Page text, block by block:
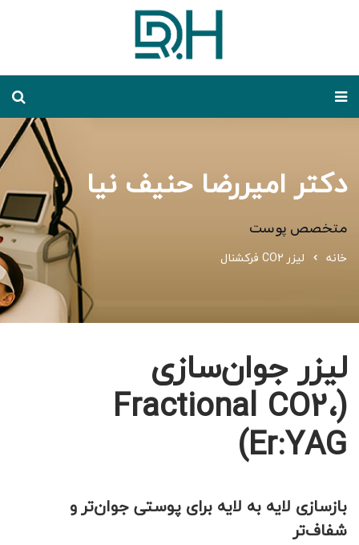
دکتر امیررضا حنیف نیا
متخصص پوست
خانه لیزر CO2 فرکشنال
لیزر جوان‌سازی
(Fractional CO2،
Er:YAG)
بازسازی لایه به لایه برای پوستی جوان‌تر و
شفاف‌تر